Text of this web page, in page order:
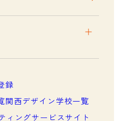
について
録
関西デザイン学校一覧
ィングサービスサイト